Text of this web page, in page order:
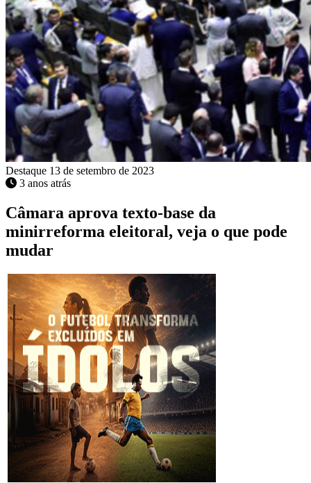
Destaque 13 de setembro de 2023
3 anos atrás
Câmara aprova texto-base da
minirreforma eleitoral, veja o que pode
mudar